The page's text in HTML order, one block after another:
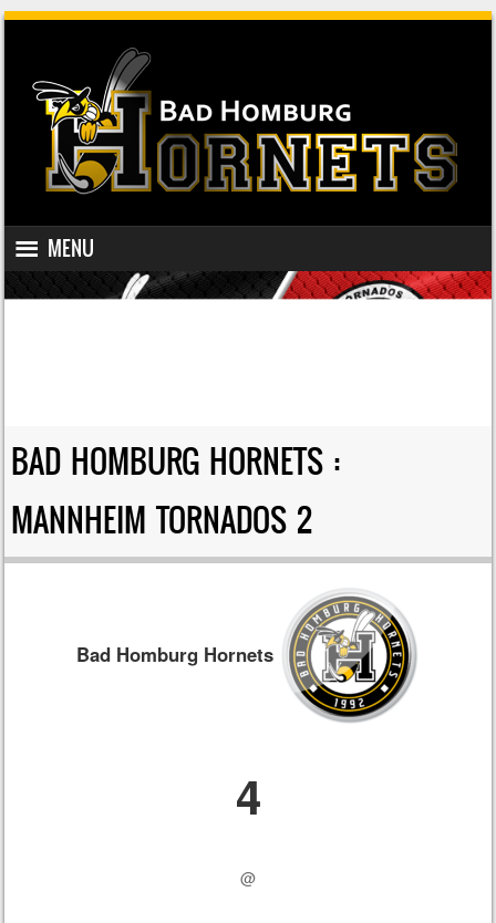
MENU
SKIP TO CONTENT
MENU
BAD HOMBURG HORNETS :
MANNHEIM TORNADOS 2
Bad Homburg Hornets
4
@